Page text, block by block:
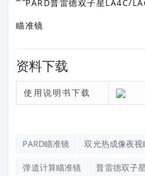
资料下载
使用说明书下载
PARD瞄准镜 双光热成像夜
弹道计算瞄准镜 普雷德双子